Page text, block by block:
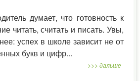
думает, что готовность к
читать, считать и писать. Увы,
успех в школе зависит не от
букв и цифр...
>>> дальше